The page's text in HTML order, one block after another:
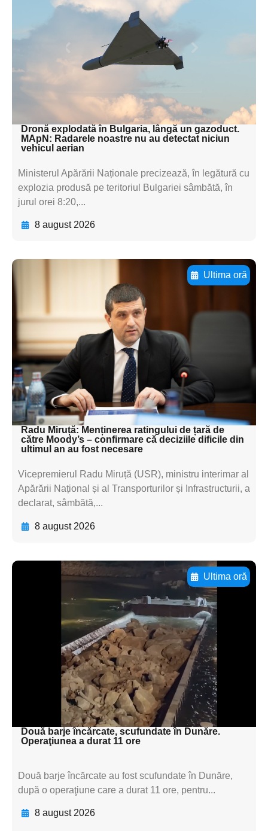
subtitluAdaugă aici
textul pentru
subtitluAdaugă aici
textul pentru
subtitluAdaugă aici
textul pentru subti
Dronă explodată în Bulgaria, lângă un gazoduct.
MApN: Radarele noastre nu au detectat niciun
vehicul aerian
Ministerul Apărării Naționale precizează, în legătură cu
explozia produsă pe teritoriul Bulgariei sâmbătă, în
jurul orei 8:20,...
8 august 2026
Ultima oră
Adaugă aici textul pentru
subtitluAdaugă aici
textul pentru
subtitluAdaugă aici
textul pentru
subtitluAdaugă aici
textul pentru subti
Radu Miruță: Menținerea ratingului de țară de
către Moody’s – confirmare că deciziile dificile din
ultimul an au fost necesare
Vicepremierul Radu Miruță (USR), ministru interimar al
Apărării Național și al Transporturilor și Infrastructurii, a
declarat, sâmbătă,...
8 august 2026
Ultima oră
Adaugă aici textul pentru
subtitluAdaugă aici
textul pentru
subtitluAdaugă aici
textul pentru
subtitluAdaugă aici
textul pentru subti
Două barje încărcate, scufundate în Dunăre.
Operaţiunea a durat 11 ore
Două barje încărcate au fost scufundate în Dunăre,
după o operaţiune care a durat 11 ore, pentru...
8 august 2026